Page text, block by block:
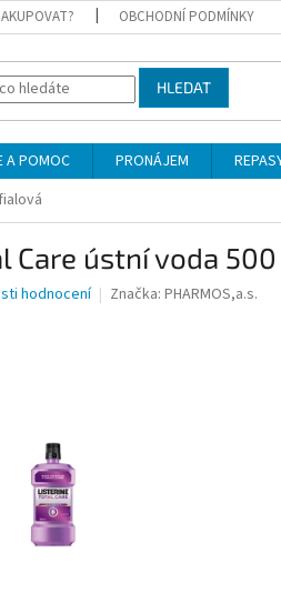
OBCHODNÍ PODMÍNKY
HLEDAT
A POMOC PRONÁJEM
Care ústní voda
hodnocení Značka: PHARMOS,a.s.